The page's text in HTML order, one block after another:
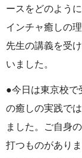
ースをどのよう
インチャ癒しの
先生の講義を受
いました。
●今日は東京校で
の癒しの実践で
ました。ご自身
打つものがあり